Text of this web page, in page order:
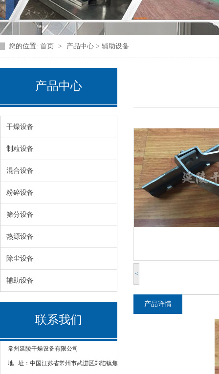
您的位置: 首页 > 产品中心 > 辅助设备
产品中心
干燥设备
制粒设备
混合设备
粉碎设备
筛分设备
热源设备
除尘设备
辅助设备
联系我们
常州延陵干燥设备有限公司
地 址：中国江苏省常州市武进区郑陆镇焦
<
产品详情